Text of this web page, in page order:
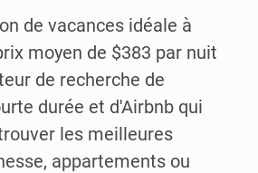
de vacances idéale à
moyen de $383 par nuit
de recherche de
durée et d'Airbnb qui
les meilleures
appartements ou